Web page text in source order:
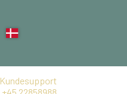
Kundesupport
+45 22858988